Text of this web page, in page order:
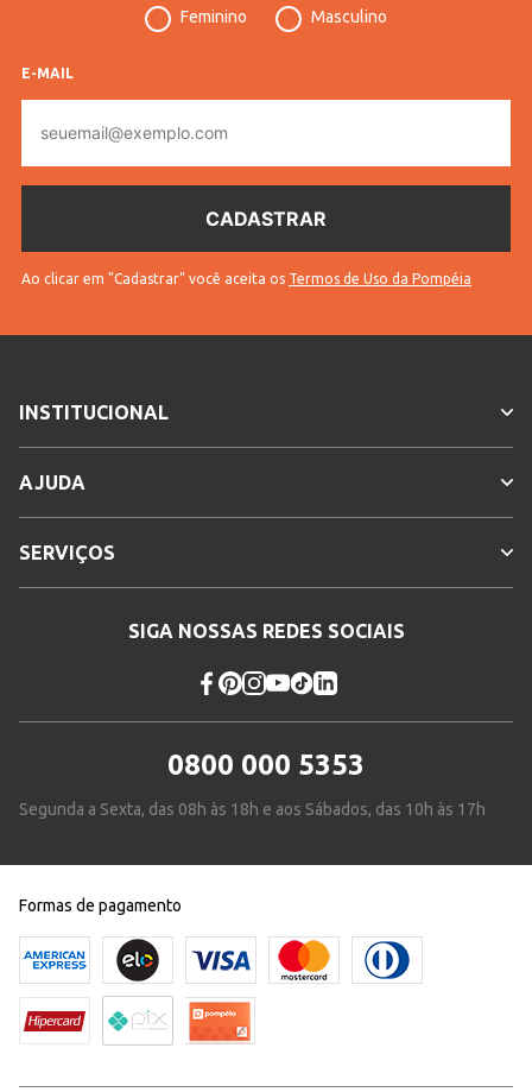
Bege
Feminino Masculino
E-MAIL
mail
Ao clicar em "Cadastrar" você aceita os Termos de Uso da Pompéia
INSTITUCIONAL
AJUDA
SERVIÇOS
SIGA NOSSAS REDES SOCIAIS
0800 000 5353
Segunda a Sexta, das 08h às 18h e aos Sábados, das 10h às 17h
Formas de pagamento